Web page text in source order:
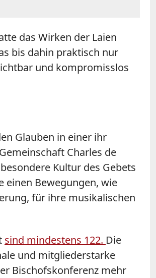
das Wirken der Laien
bis dahin praktisch nur
und kompromisslos
Glauben in einer ihr
Charles de
Kultur des Gebets
einen Bewegungen, wie
für ihre musikalischen
sind mindestens 122. Die
und mitgliederstarke
Bischofskonferenz mehr